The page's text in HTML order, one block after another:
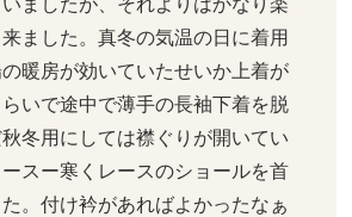
ましたが、それよりはかなり楽
ました。真冬の気温の日に着用
暖房が効いていたせいか上着が
いで途中で薄手の長袖下着を脱
冬用にしては襟ぐりが開いてい
スー寒くレースのショールを首
。付け衿があればよかったなぁ